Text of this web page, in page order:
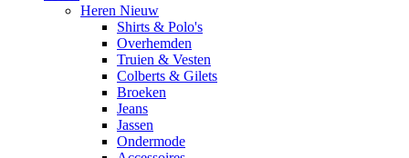
Heren Nieuw
Shirts & Polo's
Overhemden
Truien & Vesten
Colberts & Gilets
Broeken
Jeans
Jassen
Ondermode